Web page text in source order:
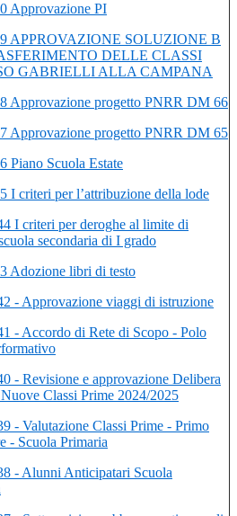
Approvazione PI
APPROVAZIONE SOLUZIONE B
DELLE CLASSI
GABRIELLI ALLA CAMPANA
Approvazione progetto PNRR DM 66
Approvazione progetto PNRR DM 65
Piano Scuola Estate
I criteri per l’attribuzione della lode
I criteri per deroghe al limite di
secondaria di I grado
Adozione libri di testo
- Approvazione viaggi di istruzione
- Accordo di Rete di Scopo - Polo
- Revisione e approvazione Delibera
Classi Prime 2024/2025
- Valutazione Classi Prime - Primo
- Scuola Primaria
- Alunni Anticipatari Scuola